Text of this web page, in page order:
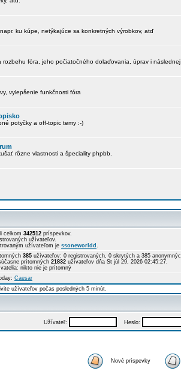
ku kúpe, netýkajúce sa konkretných výrobkov, atď
rozbehu fóra, jeho počiatočného dolaďovania, úprav i
vylepšenie funkčnosti fóra
potyčky a off-topic temy :-)
rôzne vlastnosti a špeciality phpbb.
celkom 342512 príspevkov.
užívateľov.
užívateľom je ssoneworldd .
385 užívateľov: 0 registrovaných, 0 skrytých a 385
prítomných 21832 užívateľov dňa St júl 29, 2026 02:45:27.
nikto nie je prítomný
Caesar
užívateľov počas posledných 5 minút.
Užívateľ: Heslo:
Nové príspevky